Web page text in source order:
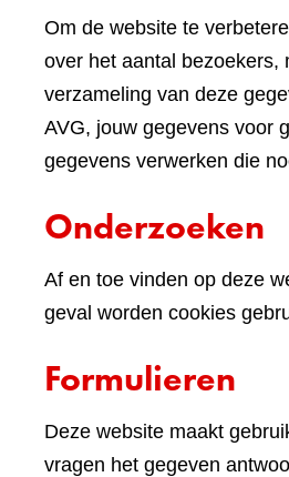
Om de website te
over het aantal bezoekers,
verzameling van deze
AVG, jouw gegevens voor
gegevens verwerken die
Onderzoeken
Af en toe vinden op deze
geval worden cookies
Formulieren
Deze website maakt
vragen het gegeven